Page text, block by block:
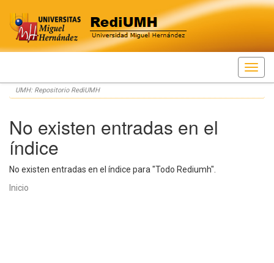
Skip
navigation
UMH: Repositorio RediUMH
No existen entradas en el
índice
No existen entradas en el índice para "Todo Rediumh".
Inicio